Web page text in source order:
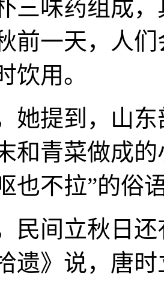
三味药组成
前一天，人
饮用。
提到，山东
和青菜做成
也不拉”的俗
间立秋日还
遗》说，唐